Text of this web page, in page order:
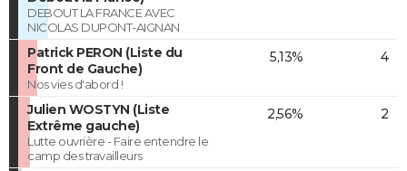
DEBOUT LA FRANCE AVEC
NICOLAS DUPONT-AIGNAN
Patrick PERON (Liste du
Front de Gauche)
Nos vies d'abord !
5,13% 4
Julien WOSTYN (Liste
Extrême gauche)
Lutte ouvrière - Faire entendre le
camp des travailleurs
2,56% 2